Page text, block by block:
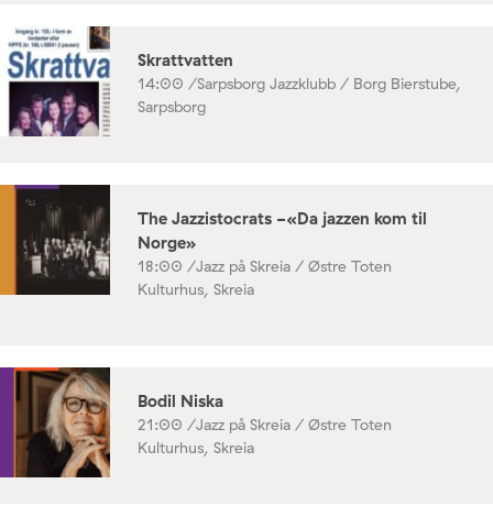
Skrattvatten
14:00 /Sarpsborg Jazzklubb / Borg Bierstube,
Sarpsborg
The Jazzistocrats -«Da jazzen kom til
Norge»
18:00 /Jazz på Skreia / Østre Toten
Kulturhus, Skreia
Bodil Niska
21:00 /Jazz på Skreia / Østre Toten
Kulturhus, Skreia